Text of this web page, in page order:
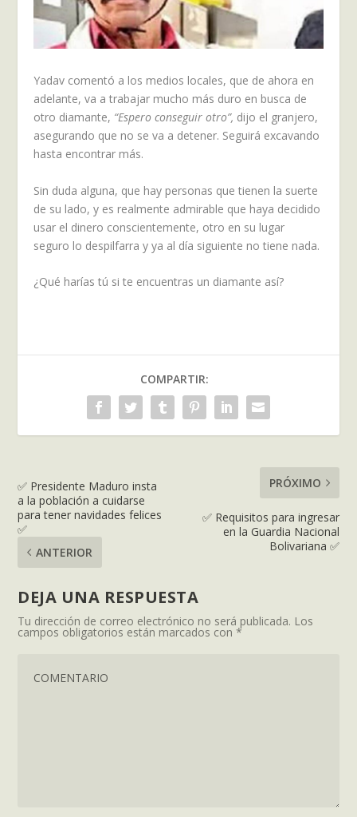
Yadav comentó a los medios locales, que de ahora en
adelante, va a trabajar mucho más duro en busca de
otro diamante, “Espero conseguir otro”, dijo el granjero,
asegurando que no se va a detener. Seguirá excavando
hasta encontrar más.
Sin duda alguna, que hay personas que tienen la suerte
de su lado, y es realmente admirable que haya decidido
usar el dinero conscientemente, otro en su lugar
seguro lo despilfarra y ya al día siguiente no tiene nada.
¿Qué harías tú si te encuentras un diamante así?
COMPARTIR:
✅ Presidente Maduro insta
a la población a cuidarse
para tener navidades felices
✅
ANTERIOR
PRÓXIMO
✅ Requisitos para ingresar
en la Guardia Nacional
Bolivariana ✅
DEJA UNA RESPUESTA
Tu dirección de correo electrónico no será publicada. Los
campos obligatorios están marcados con*